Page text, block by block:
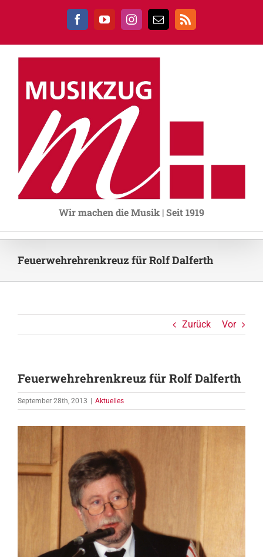
FacebookYouTubeInstagram
E-
Rss
Wir machen die Musik | Seit 1919
Feuerwehrehrenkreuz für Rolf Dalferth
Zurück Vor
Feuerwehrehrenkreuz für Rolf Dalferth
September 28th, 2013 | Aktuelles
grösseres
Bild